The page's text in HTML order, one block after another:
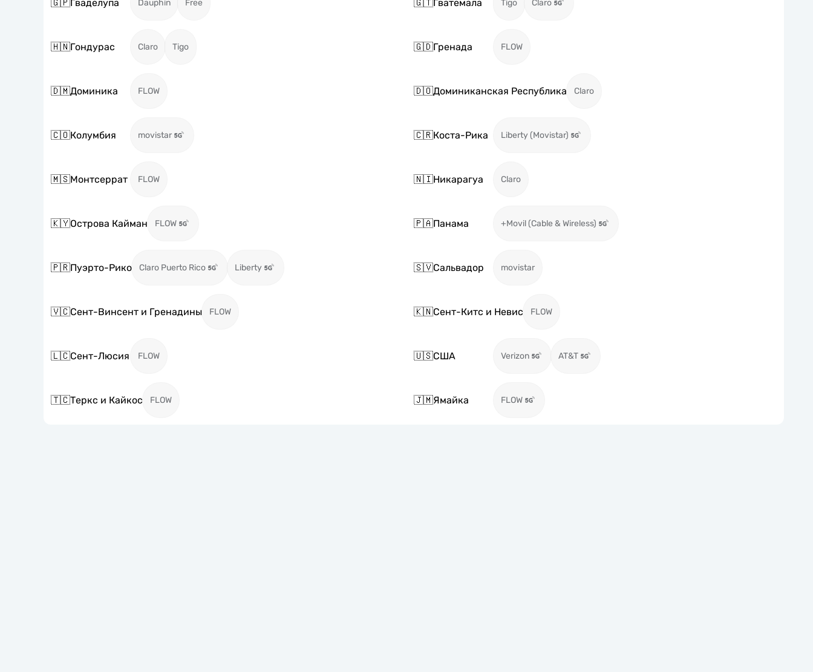
🇬🇵Гваделупа Dauphin Free 🇬🇹Гватемала Tigo Claro
🇭🇳Гондурас Claro Tigo 🇬🇩Гренада FLOW
🇩🇲Доминика FLOW 🇩🇴Доминиканская Республика Claro
🇨🇴Колумбия movistar 🇨🇷Коста-Рика Liberty (Movistar)
🇲🇸Монтсеррат FLOW 🇳🇮Никарагуа Claro
🇰🇾Острова Кайман FLOW 🇵🇦Панама +Movil (Cable & Wireless)
🇵🇷Пуэрто-Рико Claro Puerto Rico Liberty 🇸🇻Сальвадор movistar
🇻🇨Сент-Винсент и Гренадины FLOW 🇰🇳Сент-Китс и Невис FLOW
🇱🇨Сент-Люсия FLOW 🇺🇸США Verizon AT&T
🇹🇨Теркс и Кайкос FLOW 🇯🇲Ямайка FLOW